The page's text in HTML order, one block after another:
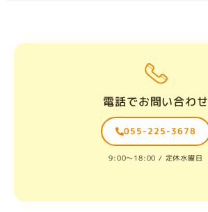
電話でお問い合わせ
055-225-3678
9:00〜18:00 / 定休水曜日